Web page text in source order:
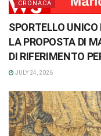
CRONACA
SPORTELLO
LA PROPOSTA DI
DI RIFERIMENTO
JULY 24, 2026